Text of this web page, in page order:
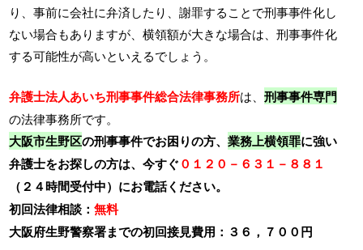
り、事前に会社に弁済したり、謝罪することで刑事事件化し
ない場合もありますが、横領額が大きな場合は、刑事事件化
する可能性が高いといえるでしょう。
弁護士法人あいち刑事事件総合法律事務所は、刑事事件専門
の法律事務所です。
大阪市生野区の刑事事件でお困りの方、業務上横領罪に強い
弁護士をお探しの方は、今すぐ０１２０－６３１－８８１
（２４時間受付中）にお電話ください。
初回法律相談：無料
大阪府生野警察署までの初回接見費用：３６，７００円